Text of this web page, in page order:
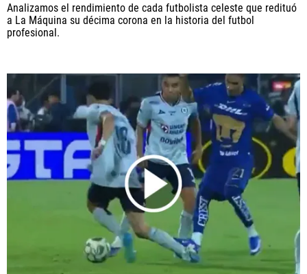
Analizamos el rendimiento de cada futbolista celeste que redituó
a La Máquina su décima corona en la historia del futbol
profesional.